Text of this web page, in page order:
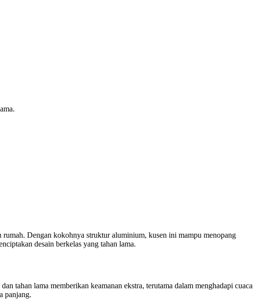
Dengan kokohnya struktur aluminium, kusen ini mampu menopang
desain berkelas yang tahan lama.
tahan lama memberikan keamanan ekstra, terutama dalam menghadapi cuaca
panjang.